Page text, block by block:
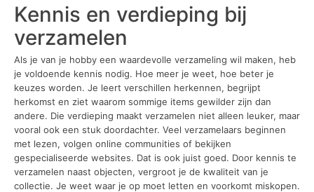
Kennis en verdieping bij
verzamelen
Als je van je hobby een waardevolle verzameling wil maken, heb
je voldoende kennis nodig. Hoe meer je weet, hoe beter je
keuzes worden. Je leert verschillen herkennen, begrijpt
herkomst en ziet waarom sommige items gewilder zijn dan
andere. Die verdieping maakt verzamelen niet alleen leuker, maar
vooral ook een stuk doordachter. Veel verzamelaars beginnen
met lezen, volgen online communities of bekijken
gespecialiseerde websites. Dat is ook juist goed. Door kennis te
verzamelen naast objecten, vergroot je de kwaliteit van je
collectie. Je weet waar je op moet letten en voorkomt miskopen.